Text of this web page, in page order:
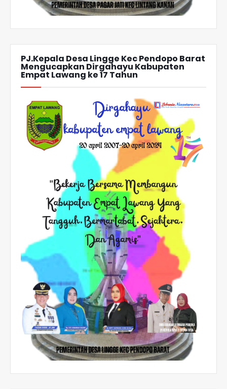
PJ.Kepala Desa Lingge Kec Pendopo Barat
Mengucapkan Dirgahayu Kabupaten
Empat Lawang ke 17 Tahun